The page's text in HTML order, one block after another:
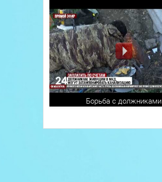
Борьба с должниками